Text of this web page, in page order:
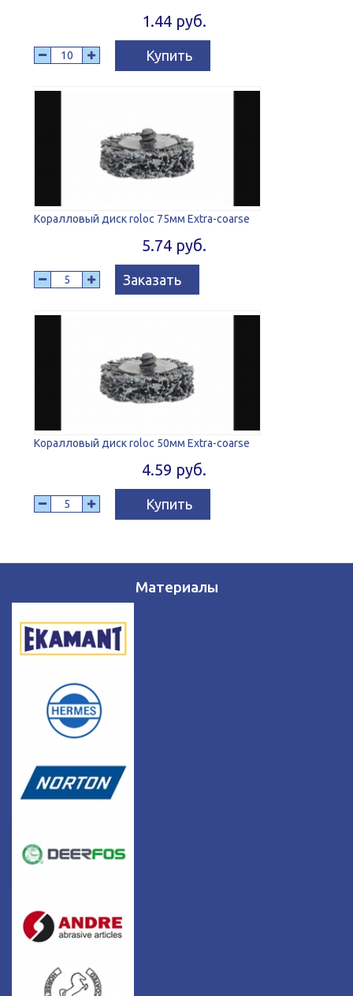
1.44 руб.
Купить
Коралловый диск roloc 75мм Extra-coarse
5.74 руб.
Заказать
Коралловый диск roloc 50мм Extra-coarse
4.59 руб.
Купить
Материалы